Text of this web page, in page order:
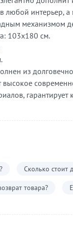
любой интерьер,
механизмом
103x180 см.
из
высокое
Сколько стоит
товара?